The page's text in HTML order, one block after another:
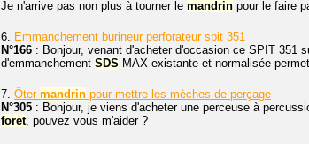
Je n'arrive pas non plus à tourner le mandrin pour le faire
6. Emmanchement burineur perforateur spit 351
N°166 : Bonjour, venant d'acheter d'occasion ce SPIT 351
d'emmanchement SDS-MAX existante et normalisée
7. Ôter mandrin pour mettre les mèches de perçage
N°305 : Bonjour, je viens d'acheter une perceuse à
foret, pouvez vous m'aider ?